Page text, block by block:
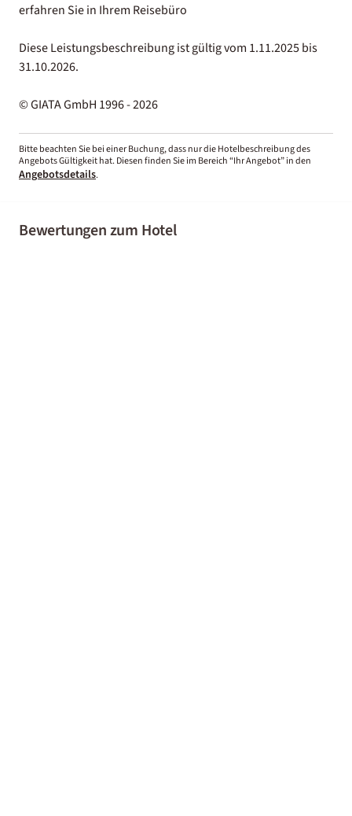
erfahren Sie in Ihrem Reisebüro
Diese Leistungsbeschreibung ist gültig vom 1.11.2025 bis
31.10.2026.
© GIATA GmbH 1996 - 2026
Bitte beachten Sie bei einer Buchung, dass nur die Hotelbeschreibung des
Angebots Gültigkeit hat. Diesen finden Sie im Bereich “Ihr Angebot” in den
Angebotsdetails.
Bewertungen zum Hotel